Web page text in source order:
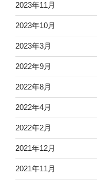
て
み
る”
の
2023年11月
2023年10月
2023年3月
2022年9月
2022年8月
2022年4月
2022年2月
2021年12月
2021年11月